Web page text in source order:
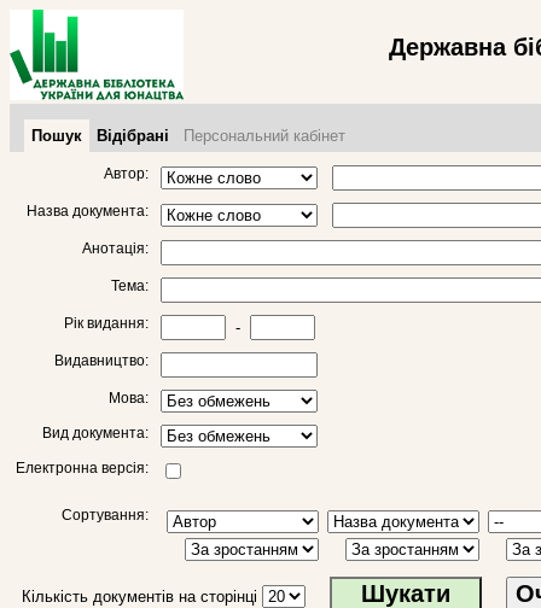
Державна
Пошук Відібрані Персональний кабінет
Автор:
Назва документа:
Анотація:
Тема:
Рік видання: -
Видавництво:
Мова:
Вид документа:
Електронна версія:
Сортування:
Кількість документів на сторінці